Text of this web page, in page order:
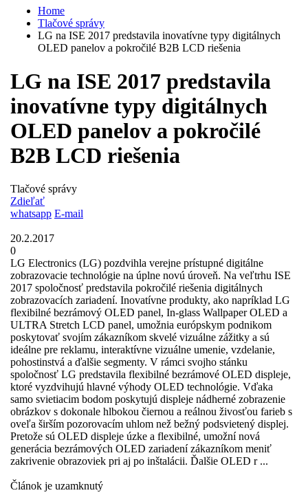
Home
Tlačové správy
LG na ISE 2017 predstavila inovatívne typy digitálnych
OLED panelov a pokročilé B2B LCD riešenia
LG na ISE 2017 predstavila
inovatívne typy digitálnych
OLED panelov a pokročilé
B2B LCD riešenia
Tlačové správy
Zdieľať
whatsapp E-mail
20.2.2017
0
LG Electronics (LG) pozdvihla verejne prístupné digitálne
zobrazovacie technológie na úplne novú úroveň. Na veľtrhu ISE
2017 spoločnosť predstavila pokročilé riešenia digitálnych
zobrazovacích zariadení. Inovatívne produkty, ako napríklad LG
flexibilné bezrámový OLED panel, In-glass Wallpaper OLED a
ULTRA Stretch LCD panel, umožnia európskym podnikom
poskytovať svojím zákazníkom skvelé vizuálne zážitky a sú
ideálne pre reklamu, interaktívne vizuálne umenie, vzdelanie,
pohostinstvá a ďalšie segmenty. V rámci svojho stánku
spoločnosť LG predstavila flexibilné bezrámové OLED displeje,
ktoré vyzdvihujú hlavné výhody OLED technológie. Vďaka
samo svietiacim bodom poskytujú displeje nádherné zobrazenie
obrázkov s dokonale hlbokou čiernou a reálnou živosťou farieb s
oveľa širším pozorovacím uhlom než bežný podsvietený displej.
Pretože sú OLED displeje úzke a flexibilné, umožní nová
generácia bezrámových OLED zariadení zákazníkom meniť
zakrivenie obrazoviek pri aj po inštalácii. Ďalšie OLED r ...
Článok je uzamknutý